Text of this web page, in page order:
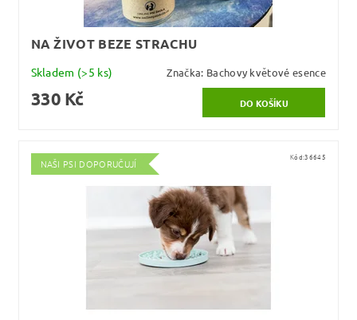
NA ŽIVOT BEZE STRACHU
Skladem (>5 ks) Značka: Bachovy květové esence
330 Kč
NAŠI PSI DOPORUČUJÍ
Kód:36645